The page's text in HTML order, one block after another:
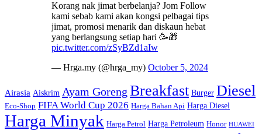
Korang nak jimat berbelanja? Jom Follow
kami sebab kami akan kongsi pelbagai tips
jimat, promosi menarik dan diskaun hebat
yang berlangsung setiap hari 🥳🎁
pic.twitter.com/zSyBZd1aIw
— Hrga.my (@hrga_my) October 5, 2024
Airasia Aiskrim Ayam Goreng Breakfast Burger Diesel
Eco-Shop FIFA World Cup 2026 Harga Bahan Api Harga Diesel
Harga Minyak Harga Petrol Harga Petroleum Honor HUAWEI